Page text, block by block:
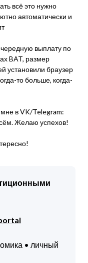
всё это нужно
автоматически и
выплату по
BAT, размер
установили браузер
то больше, когда-
в VK/Telegram:
Желаю успехов!
• личный